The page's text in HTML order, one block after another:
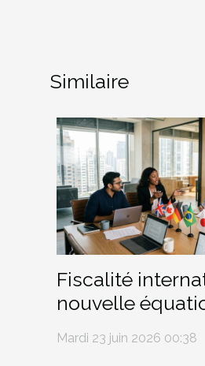
Similaire
Fiscalité
nouvelle
les PME qui
à l’étranger
Mardi 23 juin 2026 00:38